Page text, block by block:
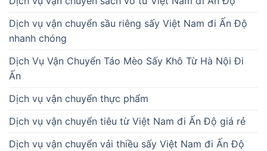
Dịch vụ vận chuyển sầu riêng sấy Việt Nam đi Ấn Độ
nhanh chóng
Dịch Vụ Vận Chuyển Táo Mèo Sấy Khô Từ Hà Nội Đi
Ấn
Dịch vụ vận chuyển thực phẩm
Dịch vụ vận chuyển tiêu từ Việt Nam đi Ấn Độ giá rẻ
Dịch vụ vận chuyển vải thiều sấy Việt Nam đi Ấn Độ